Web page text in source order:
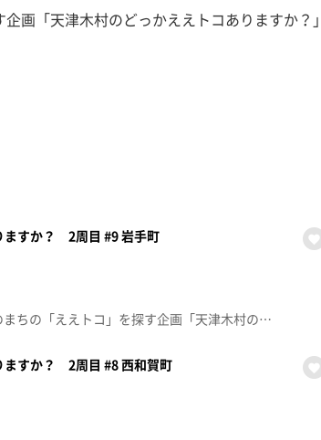
画「天津木村のどっかええトコありますか？」
ますか？ 2周目 #9 岩手町
番組ＭＣ 天津木村が県内33市町村で、それぞれのまちの「ええトコ」を探す企画「天津木村のどっかええトコありますか？」2周目の第9回は「岩手町」！※2024年8月17日(土)放送
ますか？ 2周目 #8 西和賀町